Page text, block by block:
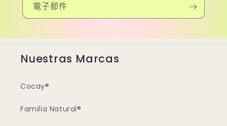
電子郵件
Nuestras Marcas
Cocay®
Familia Natural®